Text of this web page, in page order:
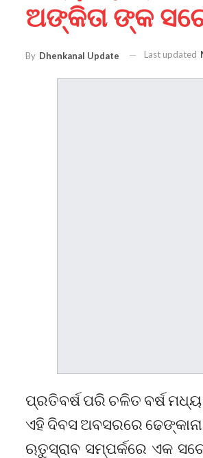
ଅଙ୍କିତା ଙ୍କ
By Dhenkanal Update Last updated
ପ୍ରତିବର୍ଷ ପରି ଚଳିତ ବର୍ଷ
ଏହି ଦିବସ ଅବସରରେ
ଋତୁସ୍ରାବ ସମ୍ପର୍କରେ ଏକ